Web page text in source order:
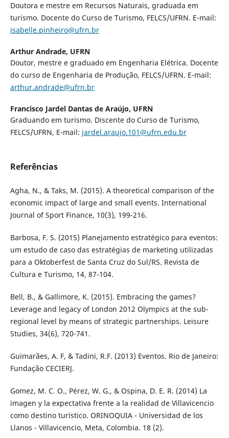
Doutora e mestre em Recursos Naturais, graduada em
turismo. Docente do Curso de Turismo, FELCS/UFRN. E-mail:
isabelle.pinheiro@ufrn.br
Arthur Andrade, UFRN
Doutor, mestre e graduado em Engenharia Elétrica. Docente
do curso de Engenharia de Produção, FELCS/UFRN. E-mail:
arthur.andrade@ufrn.br
Francisco Jardel Dantas de Araújo, UFRN
Graduando em turismo. Discente do Curso de Turismo,
FELCS/UFRN, E-mail: jardel.araujo.101@ufrn.edu.br
Referências
Agha, N., & Taks, M. (2015). A theoretical comparison of the
economic impact of large and small events. International
Journal of Sport Finance, 10(3), 199-216.
Barbosa, F. S. (2015) Planejamento estratégico para eventos:
um estudo de caso das estratégias de marketing utilizadas
para a Oktoberfest de Santa Cruz do Sul/RS. Revista de
Cultura e Turismo, 14, 87-104.
Bell, B., & Gallimore, K. (2015). Embracing the games?
Leverage and legacy of London 2012 Olympics at the sub-
regional level by means of strategic partnerships. Leisure
Studies, 34(6), 720-741.
Guimarães, A. F, & Tadini, R.F. (2013) Eventos. Rio de Janeiro:
Fundação CECIERJ.
Gomez, M. C. O., Pérez, W. G., & Ospina, D. E. R. (2014) La
imagen y la expectativa frente a la realidad de Villavicencio
como destino turístico. ORINOQUIA - Universidad de los
Llanos - Villavicencio, Meta, Colombia. 18 (2).